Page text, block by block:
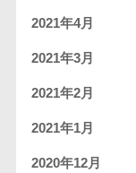
2021年4月
2021年3月
2021年2月
2021年1月
2020年12月